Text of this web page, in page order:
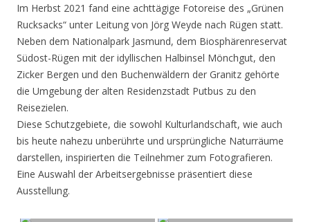
Im Herbst 2021 fand eine achttägige Fotoreise des „Grünen
Rucksacks“ unter Leitung von Jörg Weyde nach Rügen statt.
Neben dem Nationalpark Jasmund, dem Biosphärenreservat
Südost-Rügen mit der idyllischen Halbinsel Mönchgut, den
Zicker Bergen und den Buchenwäldern der Granitz gehörte
die Umgebung der alten Residenzstadt Putbus zu den
Reisezielen.
Diese Schutzgebiete, die sowohl Kulturlandschaft, wie auch
bis heute nahezu unberührte und ursprüngliche Naturräume
darstellen, inspirierten die Teilnehmer zum Fotografieren.
Eine Auswahl der Arbeitsergebnisse präsentiert diese
Ausstellung.